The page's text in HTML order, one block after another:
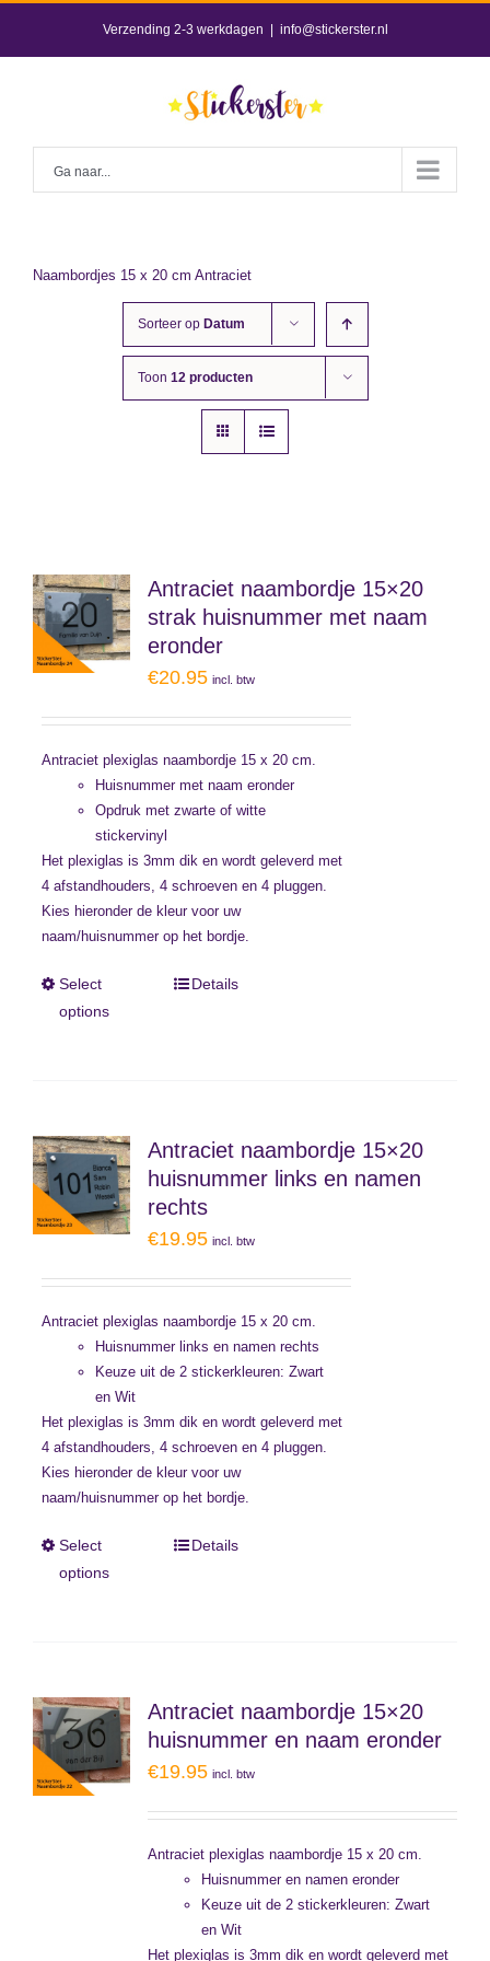
content
Verzending 2-3 werkdagen info@stickerster.nl
Ga naar...
Naambordjes 15 x 20 cm Antraciet
Sorteer op Datum
Toon 12 producten
Antraciet naambordje 15×20
strak huisnummer met naam
eronder
€20.95 incl. btw
Antraciet plexiglas naambordje 15 x 20 cm.
Huisnummer met naam eronder
Opdruk met zwarte of witte
stickervinyl
Het plexiglas is 3mm dik en wordt geleverd met
4 afstandhouders, 4 schroeven en 4 pluggen.
Kies hieronder de kleur voor uw
naam/huisnummer op het bordje.
Select
options
Details
Antraciet naambordje 15×20
huisnummer links en namen
rechts
€19.95 incl. btw
Antraciet plexiglas naambordje 15 x 20 cm.
Huisnummer links en namen rechts
Keuze uit de 2 stickerkleuren: Zwart
en Wit
Het plexiglas is 3mm dik en wordt geleverd met
4 afstandhouders, 4 schroeven en 4 pluggen.
Kies hieronder de kleur voor uw
naam/huisnummer op het bordje.
Select
options
Details
Antraciet naambordje 15×20
huisnummer en naam eronder
€19.95 incl. btw
Antraciet plexiglas naambordje 15 x 20 cm.
Huisnummer en namen eronder
Keuze uit de 2 stickerkleuren: Zwart
en Wit
Het plexiglas is 3mm dik en wordt geleverd met